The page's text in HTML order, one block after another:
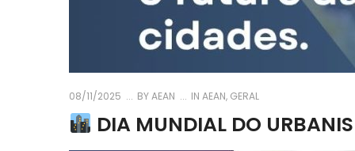
08/11/2025 BYAEAN IN AEAN, GERAL
DIA MUNDIAL DO